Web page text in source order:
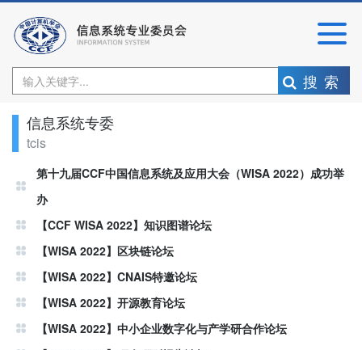
搜索
信息系统专委
tcis
第十九届CCF中国信息系统及应用大会（WISA 2022）成功举
办
【CCF WISA 2022】知识图谱论坛
【WISA 2022】区块链论坛
【WISA 2022】CNAIS特邀论坛
【WISA 2022】开源教育论坛
【WISA 2022】中小企业数字化与产学研合作论坛